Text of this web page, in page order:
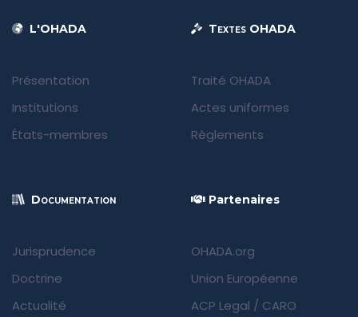
L'OHADA
Présentation
Institutions
États-membres
Textes OHADA
Traité OHADA
Actes uniformes
Règlements
Documentation
Jurisprudence
Doctrine
Actualité
Partenaires
OHADA.org
Union Européenne
ACP Legal / CARO